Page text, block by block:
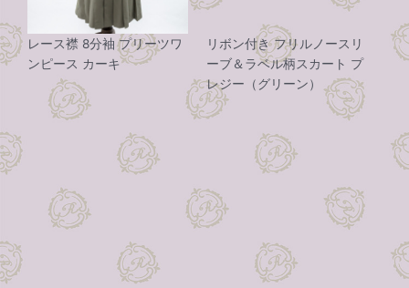
レース襟 8分袖 プリーツワ
ンピース カーキ
リボン付き フリルノースリ
ーブ＆ラベル柄スカート プ
レジー（グリーン）